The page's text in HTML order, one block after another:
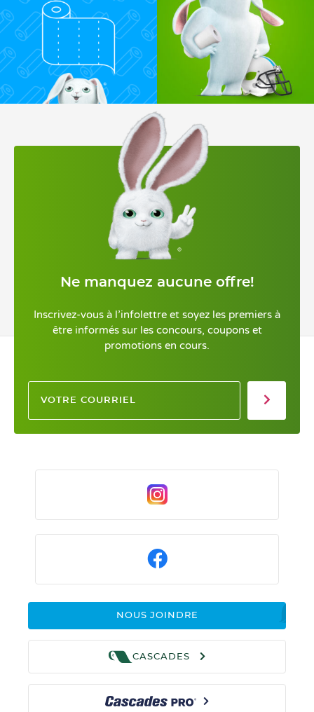
Ne manquez aucune offre!
Inscrivez-vous à l’infolettre et soyez les premiers à
être informés sur les concours, coupons et
promotions en cours.
NOUS JOINDRE
CASCADES